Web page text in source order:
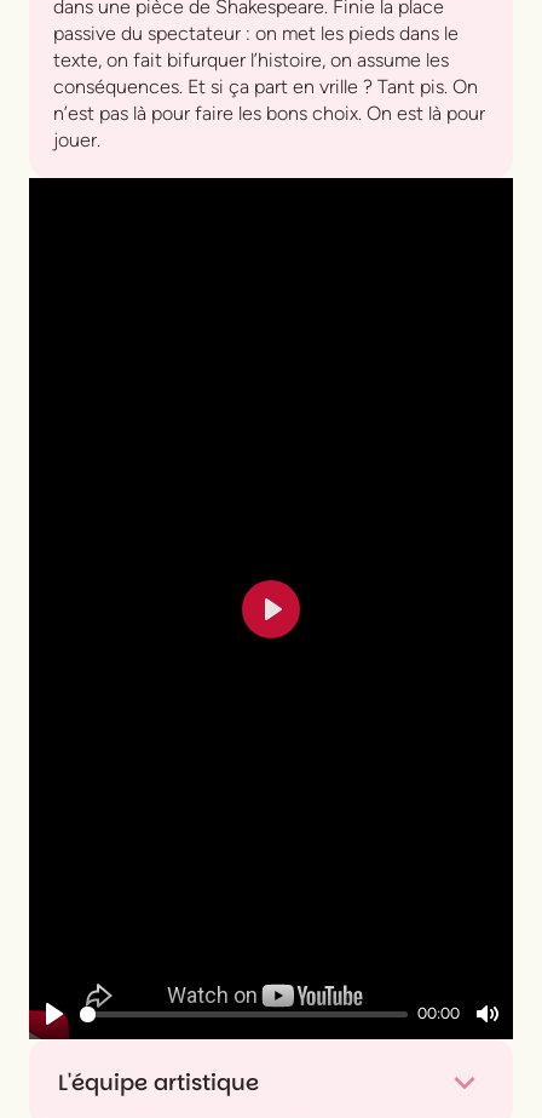
dans une pièce de Shakespeare. Finie la place
passive du spectateur : on met les pieds dans le
texte, on fait bifurquer l’histoire, on assume les
conséquences. Et si ça part en vrille ? Tant pis. On
n’est pas là pour faire les bons choix. On est là pour
jouer.
Play
00:00
Mute
Play
L'équipe artistique